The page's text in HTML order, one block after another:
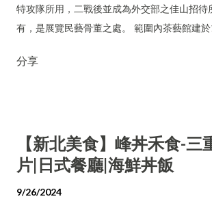
特攻隊所用，二戰後並成為外交部之佳山招待
有，是展覽民藝骨董之處。 範圍內茶藝館建
完整的建築群。 網站： https://
分享
【新北美食】峰丼禾食-三
片|日式餐廳|海鮮丼飯
9/26/2024